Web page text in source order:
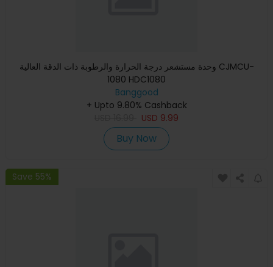
وحدة مستشعر درجة الحرارة والرطوبة ذات الدقة العالية CJMCU-
1080 HDC1080
Banggood
+ Upto 9.80% Cashback
USD 9.99
Buy Now
Save 55%